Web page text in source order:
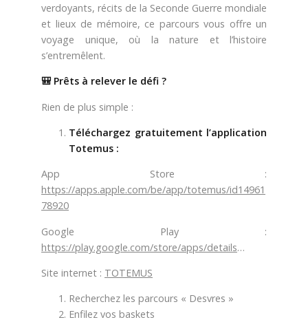
Suivez nous sur :
NOUS CONTACTER
verdoyants, récits de la Seconde Guerre mondiale
et lieux de mémoire, ce parcours vous offre un
voyage unique, où la nature et l’histoire
s’entremêlent.
🎒 Prêts à relever le défi ?
Rien de plus simple :
Téléchargez gratuitement l’application
Totemus :
​​​​​​​App Store :
https://apps.apple.com/be/app/totemus/id14961
78920
Google Play :
https://play.google.com/store/apps/details…
Site internet : TOTEMUS
Recherchez les parcours « Desvres »
Enfilez vos baskets